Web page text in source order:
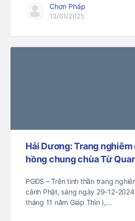
Chơn Pháp
13/01/2025
Hải Dương: Trang nghiêm
hồng chung chùa Từ
PGĐS – Trên tinh thần trang
cảnh Phật, sáng ngày 29-12-
tháng 11 năm Giáp Thìn ),…